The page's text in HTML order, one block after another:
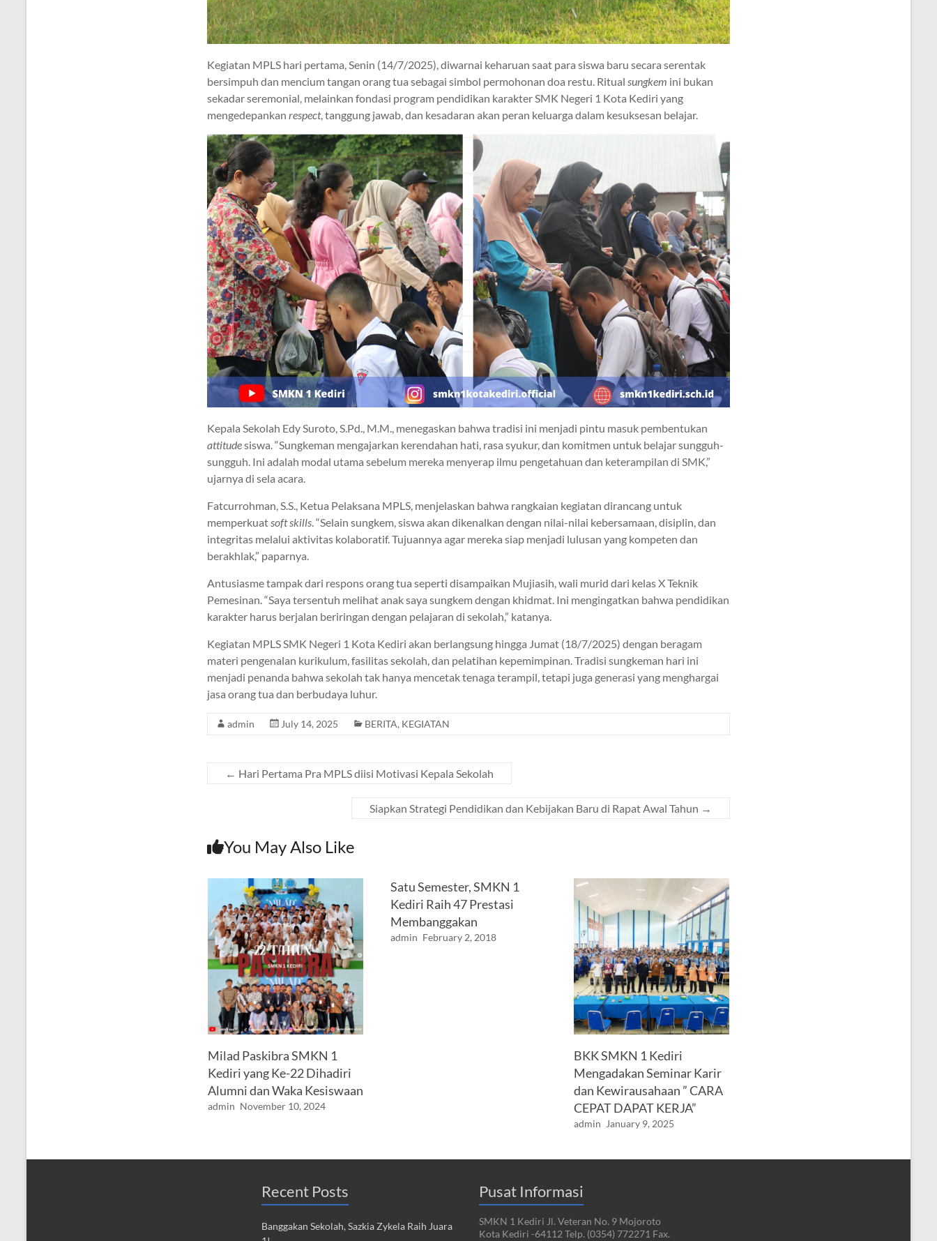
Kegiatan MPLS hari pertama, Senin (14/7/2025), diwarnai keharuan saat para siswa baru secara serentak
bersimpuh dan mencium tangan orang tua sebagai simbol permohonan doa restu. Ritual sungkem ini bukan
sekadar seremonial, melainkan fondasi program pendidikan karakter SMK Negeri 1 Kota Kediri yang
mengedepankan respect, tanggung jawab, dan kesadaran akan peran keluarga dalam kesuksesan belajar.
Kepala Sekolah Edy Suroto, S.Pd., M.M., menegaskan bahwa tradisi ini menjadi pintu masuk pembentukan
attitudesiswa. “Sungkeman mengajarkan kerendahan hati, rasa syukur, dan komitmen untuk belajar sungguh-
sungguh. Ini adalah modal utama sebelum mereka menyerap ilmu pengetahuan dan keterampilan di SMK,”
ujarnya di sela acara.
Fatcurrohman, S.S., Ketua Pelaksana MPLS, menjelaskan bahwa rangkaian kegiatan dirancang untuk
memperkuatsoft skills. “Selain sungkem, siswa akan dikenalkan dengan nilai-nilai kebersamaan, disiplin, dan
integritas melalui aktivitas kolaboratif. Tujuannya agar mereka siap menjadi lulusan yang kompeten dan
berakhlak,” paparnya.
Antusiasme tampak dari respons orang tua seperti disampaikan Mujiasih, wali murid dari kelas X Teknik
Pemesinan. “Saya tersentuh melihat anak saya sungkem dengan khidmat. Ini mengingatkan bahwa pendidikan
karakter harus berjalan beriringan dengan pelajaran di sekolah,” katanya.
Kegiatan MPLS SMK Negeri 1 Kota Kediri akan berlangsung hingga Jumat (18/7/2025) dengan beragam
materi pengenalan kurikulum, fasilitas sekolah, dan pelatihan kepemimpinan. Tradisi sungkeman hari ini
menjadi penanda bahwa sekolah tak hanya mencetak tenaga terampil, tetapi juga generasi yang menghargai
jasa orang tua dan berbudaya luhur.
admin July 14, 2025 BERITA, KEGIATAN
← Hari Pertama Pra MPLS diisi Motivasi Kepala Sekolah
Siapkan Strategi Pendidikan dan Kebijakan Baru di Rapat Awal Tahun →
You May Also Like
Milad Paskibra SMKN 1
Kediri yang Ke-22 Dihadiri
Alumni dan Waka Kesiswaan
admin November 10, 2024
Satu Semester, SMKN 1
Kediri Raih 47 Prestasi
Membanggakan
admin February 2, 2018
BKK SMKN 1 Kediri
Mengadakan Seminar Karir
dan Kewirausahaan ” CARA
CEPAT DAPAT KERJA”
admin January 9, 2025
Recent Posts
Banggakan Sekolah, Sazkia Zykela Raih Juara
Pusat Informasi
SMKN 1 Kediri Jl. Veteran No. 9 Mojoroto
Kota Kediri -64112 Telp. (0354) 772271 Fax.